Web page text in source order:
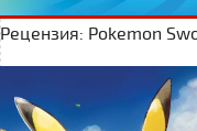
Рецензия: Pokemon